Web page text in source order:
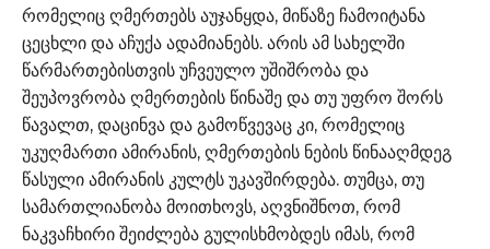
რომელიც ღმერთებს აუჯანყდა, მიწაზე ჩამოიტანა
ცეცხლი და აჩუქა ადამიანებს. არის ამ სახელში
წარმართებისთვის უჩვეულო უშიშრობა და
შეუპოვრობა ღმერთების წინაშე და თუ უფრო შორს
წავალთ, დაცინვა და გამოწვევაც კი, რომელიც
უკუღმართი ამირანის, ღმერთების ნების წინააღმდეგ
წასული ამირანის კულტს უკავშირდება. თუმცა, თუ
სამართლიანობა მოითხოვს, აღვნიშნოთ, რომ
ნაკვაჩხირი შეიძლება გულისხმობდეს იმას, რომ